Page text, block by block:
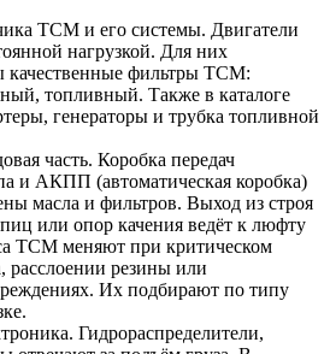
TCM и его системы. Двигатели
нагрузкой. Для них
качественные фильтры ТСМ:
топливный. Также в каталоге
генераторы и трубка топливной
часть. Коробка передач
и АКПП (автоматическая коробка)
масла и фильтров. Выход из строя
или опор качения ведёт к люфту
ТСМ меняют при критическом
расслоении резины или
Их подбирают по типу
Гидрораспределители,